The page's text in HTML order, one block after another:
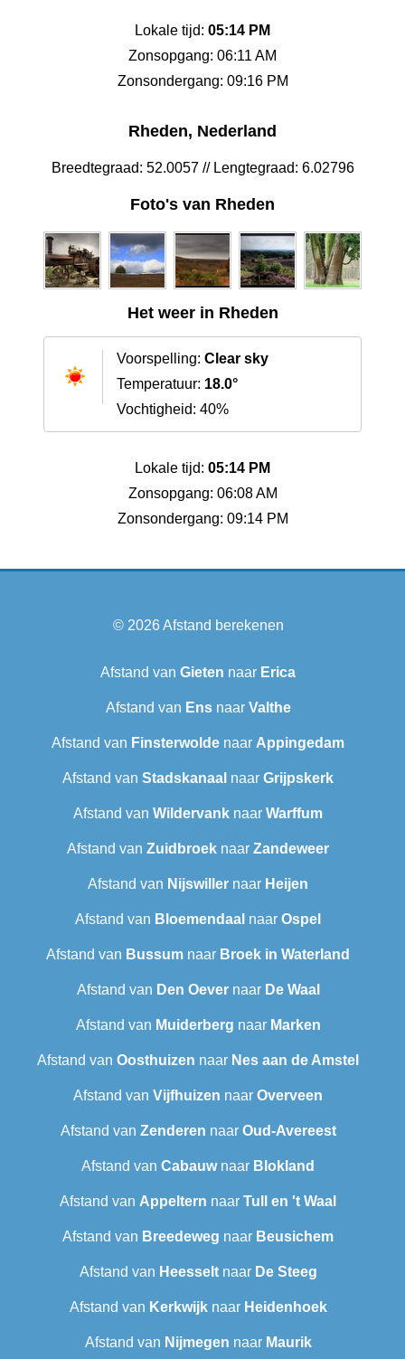
Lokale tijd: 05:14 PM
Zonsopgang: 06:11 AM
Zonsondergang: 09:16 PM
Rheden, Nederland
Breedtegraad: 52.0057 // Lengtegraad: 6.02796
Foto's van Rheden
Het weer in Rheden
Voorspelling: Clear sky
Temperatuur: 18.0°
Vochtigheid: 40%
Lokale tijd: 05:14 PM
Zonsopgang: 06:08 AM
Zonsondergang: 09:14 PM
© 2026Afstand berekenen
Afstand van Gieten naar Erica
Afstand van Ensnaar Valthe
Afstand van Finsterwolde naar Appingedam
Afstand van Stadskanaal naar Grijpskerk
Afstand van Wildervank naar Warffum
Afstand van Zuidbroek naar Zandeweer
Afstand van Nijswiller naar Heijen
Afstand van Bloemendaal naar Ospel
Afstand van Bussum naar Broek in Waterland
Afstand van Den Oevernaar De Waal
Afstand van Muiderberg naar Marken
Afstand van Oosthuizen naar Nes aan de Amstel
Afstand van Vijfhuizen naar Overveen
Afstand van Zenderen naar Oud-Avereest
Afstand van Cabauwnaar Blokland
Afstand van Appeltern naar Tull en 't Waal
Afstand van Breedeweg naar Beusichem
Afstand van Heesseltnaar De Steeg
Afstand van Kerkwijknaar Heidenhoek
Afstand van Nijmegen naar Maurik